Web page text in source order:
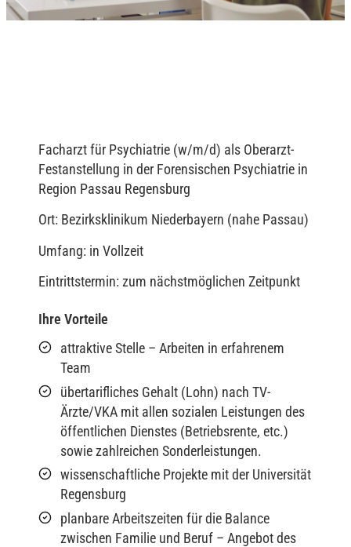
Facharzt für Psychiatrie (w/m/d) als Oberarzt-
Festanstellung in der Forensischen Psychiatrie in
Region Passau Regensburg
Ort: Bezirksklinikum Niederbayern (nahe Passau)
Umfang: in Vollzeit
Eintrittstermin: zum nächstmöglichen Zeitpunkt
Ihre Vorteile
attraktive Stelle – Arbeiten in erfahrenem
Team
übertarifliches Gehalt (Lohn) nach TV-
Ärzte/VKA mit allen sozialen Leistungen des
öffentlichen Dienstes (Betriebsrente, etc.)
sowie zahlreichen Sonderleistungen.
wissenschaftliche Projekte mit der Universität
Regensburg
planbare Arbeitszeiten für die Balance
zwischen Familie und Beruf – Angebot des